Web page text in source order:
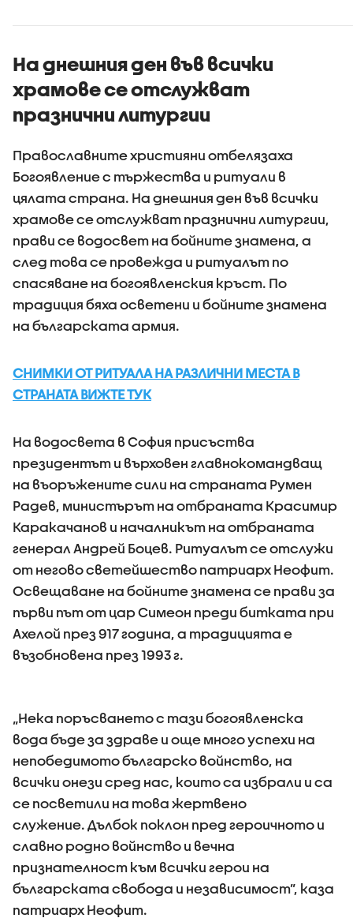
На днешния ден във всички
храмове се отслужват
празнични литургии
Православните християни отбелязаха
Богоявление с тържества и ритуали в
цялата страна. На днешния ден във всички
храмове се отслужват празнични литургии,
прави се водосвет на бойните знамена, а
след това се провежда и ритуалът по
спасяване на богоявленския кръст. По
традиция бяха осветени и бойните знамена
на българската армия.
СНИМКИ ОТ РИТУАЛА НА РАЗЛИЧНИ МЕСТА В
СТРАНАТА ВИЖТЕ ТУК
На водосвета в София присъства
президентът и върховен главнокомандващ
на въоръжените сили на страната Румен
Радев, министърът на отбраната Красимир
Каракачанов и началникът на отбраната
генерал Андрей Боцев. Ритуалът се отслужи
от негово светейшество патриарх Неофит.
Освещаване на бойните знамена се прави за
първи път от цар Симеон преди битката при
Ахелой през 917 година, а традицията е
възобновена през 1993 г.
„Нека поръсването с тази богоявленска
вода бъде за здраве и още много успехи на
непобедимото българско войнство, на
всички онези сред нас, които са избрали и са
се посветили на това жертвено
служение. Дълбок поклон пред героичното и
славно родно войнство и вечна
признателност към всички герои на
българската свобода и независимост”, каза
патриарх Неофит.